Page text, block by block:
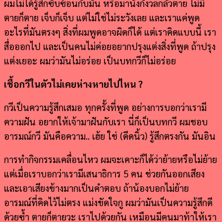
ผมไม่ได้รู้สึกซับซ้อนกับมัน หรือมานั่งกังวลกลัวตาย ไม่มี
ตายก็ตาย เจ็บก็เจ็บ แต่ไม่ใช่ไม่ระวังเลย และเราแค่พูด
อะไรที่มันตรงๆ สิ่งที่ผมพูดอาจผิดก็ได้ แต่เราคิดแบบนี้ เรา
สื่อออกไป และเป็นคนไม่ค่อยอยากปรุงแต่งสิ่งที่พูด ถ้าปรุง
แต่งเยอะ ผมว่ามันไม่อร่อย เป็นบทกวีก็ไม่อร่อย
เชื้อกวีในตัวไม่เคยห่างหายไปไหน ?
กวีเป็นความรู้สึกเสมอ ทุกครั้งที่พูด อย่างการบอกว่าเรามี
ความฝัน อยากให้เจ้ามาฝันกับเรา นี่ก็เป็นบทกวี ผมชอบ
อารมณ์กวี มันคือความ.. เฮ้ย ใช่ (ดีดนิ้ว) รู้สึกตรงกัน มันอิน
การทำกิจกรรมเคลื่อนไหว ผมจะเคาะก็ได้ว่าย้ายหรือไม่ย้าย
แต่เมื่อเราบอกว่าเรามีเสนาธิการ 5 คน ช่วยกันออกเสียง
และเอาเสียงข้างมากเป็นคำตอบ ถ้าน้องบอกไม่ย้าย
อารมณ์ที่คิดไว้ไม่ตรง แม่งขัดใจกู ผมว่ามันเป็นความรู้สึกดี
ด้วยซ้ำ ตายก็ตายวะ เราไปด้วยกัน เหมือนมีคนมาท้าให้เรา